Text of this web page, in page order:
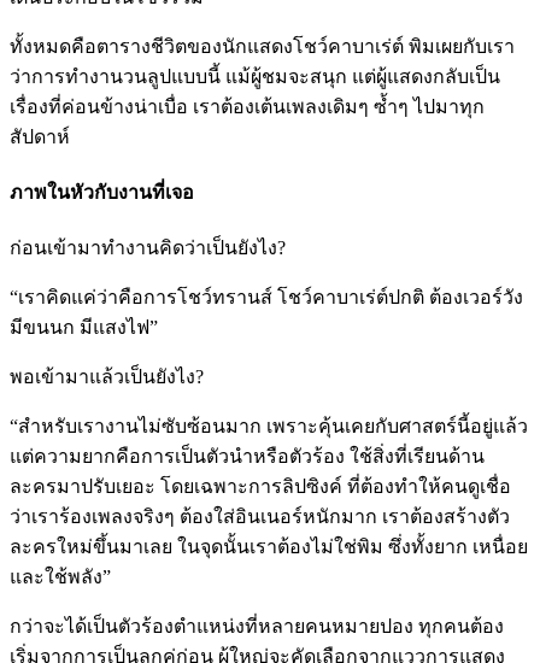
ทั้งหมดคือตารางชีวิตของนักแสดงโชว์คาบาเร่ต์ พิมเผยกับเรา
ว่าการทำงานวนลูปแบบนี้ แม้ผู้ชมจะสนุก แต่ผู้แสดงกลับเป็น
เรื่องที่ค่อนข้างน่าเบื่อ เราต้องเต้นเพลงเดิมๆ ซ้ำๆ ไปมาทุก
สัปดาห์
ภาพในหัวกับงานที่เจอ
ก่อนเข้ามาทำงานคิดว่าเป็นยังไง?
“เราคิดแค่ว่าคือการโชว์ทรานส์ โชว์คาบาเร่ต์ปกติ ต้องเวอร์วัง
มีขนนก มีแสงไฟ”
พอเข้ามาแล้วเป็นยังไง?
“สำหรับเรางานไม่ซับซ้อนมาก เพราะคุ้นเคยกับศาสตร์นี้อยู่แล้ว
แต่ความยากคือการเป็นตัวนำหรือตัวร้อง ใช้สิ่งที่เรียนด้าน
ละครมาปรับเยอะ โดยเฉพาะการลิปซิงค์ ที่ต้องทำให้คนดูเชื่อ
ว่าเราร้องเพลงจริงๆ ต้องใส่อินเนอร์หนักมาก เราต้องสร้างตัว
ละครใหม่ขึ้นมาเลย ในจุดนั้นเราต้องไม่ใช่พิม ซึ่งทั้งยาก เหนื่อย
และใช้พลัง”
กว่าจะได้เป็นตัวร้องตำแหน่งที่หลายคนหมายปอง ทุกคนต้อง
เริ่มจากการเป็นลูกคู่ก่อน ผู้ใหญ่จะคัดเลือกจากแววการแสดง